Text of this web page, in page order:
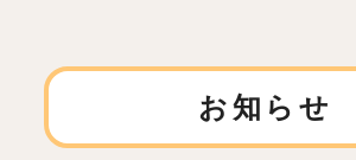
お知らせ